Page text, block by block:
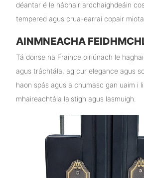
déantar é le hábhair ardchaighdeáin
tempered agus crua-earraí copair
AINMNEACHA
Tá doirse na Fraince oiriúnach le
agus tráchtála, ag cur elegance agus
haon spás agus a chumasc gan uaim i
mhaireachtála laistigh agus lasmuigh.